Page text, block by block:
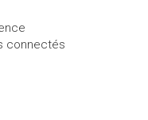
connectés